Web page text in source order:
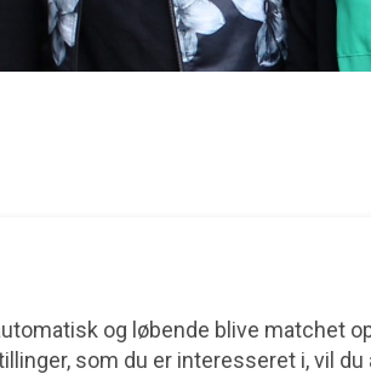
og løbende blive matchet
som du er interesseret i, vil